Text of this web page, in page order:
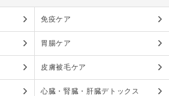
免疫ケア
胃腸ケア
皮膚被毛ケア
心臓・腎臓・肝臓デトックス